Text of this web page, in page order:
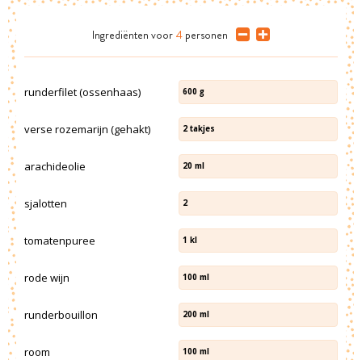
Ingrediënten voor 4 personen
runderfilet (ossenhaas) 600 g
verse rozemarijn (gehakt) 2 takjes
arachideolie 20 ml
sjalotten 2
tomatenpuree 1 kl
rode wijn 100 ml
runderbouillon 200 ml
room 100 ml